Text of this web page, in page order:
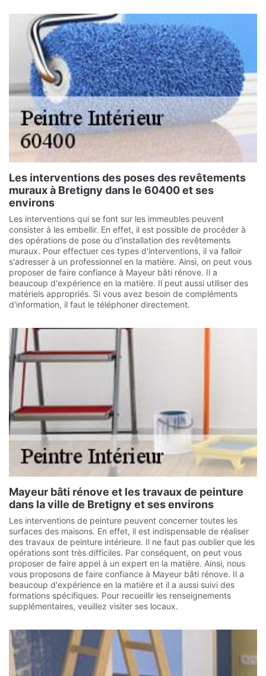
Les interventions des poses des revêtements
muraux à Bretigny dans le 60400 et ses
environs
Les interventions qui se font sur les immeubles peuvent
consister à les embellir. En effet, il est possible de procéder à
des opérations de pose ou d'installation des revêtements
muraux. Pour effectuer ces types d'interventions, il va falloir
s'adresser à un professionnel en la matière. Ainsi, on peut vous
proposer de faire confiance à Mayeur bâti rénove. Il a
beaucoup d'expérience en la matière. Il peut aussi utiliser des
matériels appropriés. Si vous avez besoin de compléments
d'information, il faut le téléphoner directement.
Mayeur bâti rénove et les travaux de peinture
dans la ville de Bretigny et ses environs
Les interventions de peinture peuvent concerner toutes les
surfaces des maisons. En effet, il est indispensable de réaliser
des travaux de peinture intérieure. Il ne faut pas oublier que les
opérations sont très difficiles. Par conséquent, on peut vous
proposer de faire appel à un expert en la matière. Ainsi, nous
vous proposons de faire confiance à Mayeur bâti rénove. Il a
beaucoup d'expérience en la matière et il a aussi suivi des
formations spécifiques. Pour recueillir les renseignements
supplémentaires, veuillez visiter ses locaux.